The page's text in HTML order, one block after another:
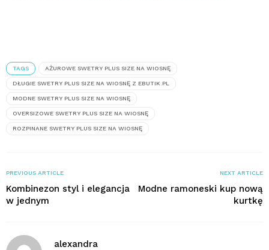
TAGS AŻUROWE SWETRY PLUS SIZE NA WIOSNĘ
DŁUGIE SWETRY PLUS SIZE NA WIOSNĘ Z EBUTIK.PL
MODNE SWETRY PLUS SIZE NA WIOSNĘ
OVERSIZOWE SWETRY PLUS SIZE NA WIOSNĘ
ROZPINANE SWETRY PLUS SIZE NA WIOSNĘ
PREVIOUS ARTICLE
Kombinezon styl i elegancja
w jednym
NEXT ARTICLE
Modne ramoneski kup nową
kurtkę
alexandra